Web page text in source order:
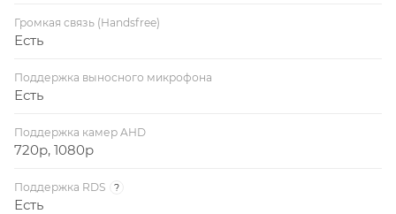
Громкая связь (Handsfree)
Есть
Поддержка выносного микрофона
Есть
Поддержка камер AHD
720p, 1080p
Поддержка RDS ?
Есть